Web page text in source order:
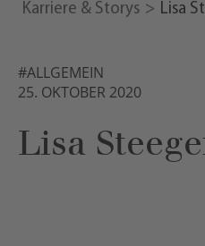
Karriere & Storys Lisa
#ALLGEMEIN
25. OKTOBER 2020
Lisa